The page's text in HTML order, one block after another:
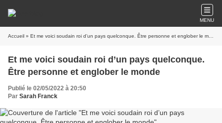
MENU
Accueil » Et me voici soudain roi d’un pays quelconque. Être personne et englober le monde
Et me voici soudain roi d’un pays quelconque.
Être personne et englober le monde
Publié le 02/05/2022 à 20:50
Par Sarah Franck